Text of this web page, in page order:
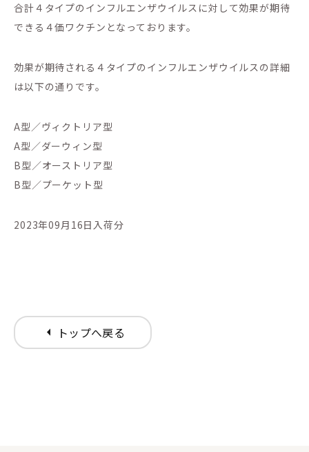
合計４タイプのインフルエンザウイルスに対して効果が期待
できる４価ワクチンとなっております。
効果が期待される４タイプのインフルエンザウイルスの詳細
は以下の通りです。
A型／ヴィクトリア型
A型／ダーウィン型
B型／オーストリア型
B型／プーケット型
2023年09月16日入荷分
arrow_left トップへ戻る